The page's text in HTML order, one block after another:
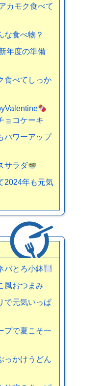
カモク食べて
な食べ物？
年度の準備
食べてしっか
ョコケーキ
パワーアップ
サラダ
2024年も元気
バとろ小鉢
風おつまみ
で元気いっぱ
プで夏こそ一
っかけうどん